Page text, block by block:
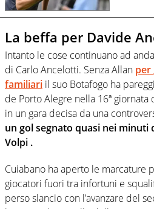
La beffa per Davide
Intanto le cose continuano ad
di Carlo Ancelotti. Senza Allan per
familiari il suo Botafogo ha
de Porto Alegre nella 16ª
in un gara decisa da una
un gol segnato quasi nei
Volpi .
Cuiabano ha aperto le marcature
giocatori fuori tra infortuni e
perso slancio con l’avanzare del